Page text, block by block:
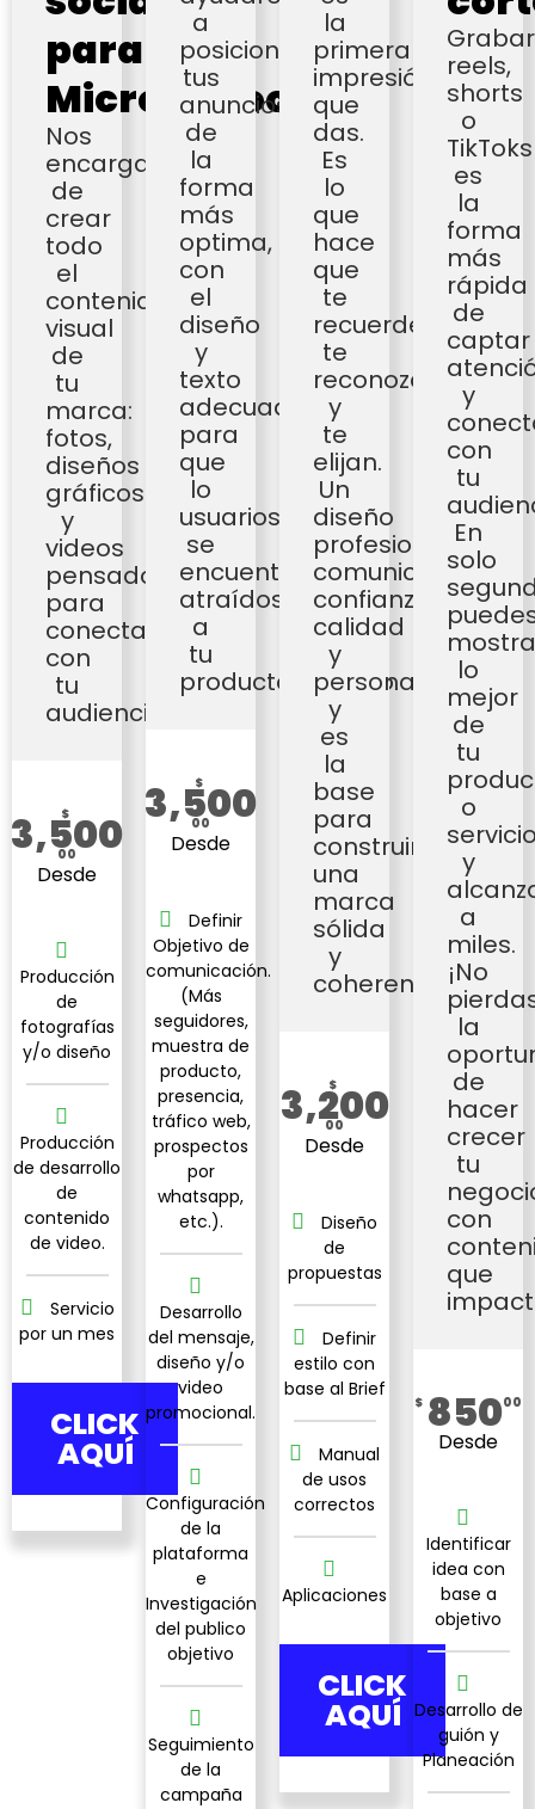
para
Micronegocios
Nos
encargamos
de
crear
todo
el
contenido
visual
de
tu
marca:
fotos,
diseños
gráficos
y
videos
pensados
para
conectar
con
tu
audiencia.
$
3,500
00
Desde
Producción
de
fotografías
y/o diseño
Producción
de desarrollo
de
contenido
de video.
Servicio
por un mes
CLICK
AQUÍ
a
posicionar
tus
anuncios
de
la
forma
más
optima,
con
el
diseño
y
texto
adecuado
para
que
lo
usuarios
se
encuentren
atraídos
a
tu
producto/servicio.
$
3,500
00
Desde
Definir
Objetivo de
comunicación.
(Más
seguidores,
muestra de
producto,
presencia,
tráfico web,
prospectos
por
whatsapp,
etc.).
Desarrollo
del mensaje,
diseño y/o
video
promocional.
Configuración
de la
plataforma
e
Investigación
del publico
objetivo
Seguimiento
de la
campaña
la
primera
impresión
que
das.
Es
lo
que
hace
que
te
recuerden,
te
reconozcan
y
te
elijan.
Un
diseño
profesional
comunica
confianza,
calidad
y
personalidad,
y
es
la
base
para
construir
una
marca
sólida
y
coherente.
$
3,200
00
Desde
Diseño
de
propuestas
Definir
estilo con
base al Brief
Manual
de usos
correctos
Aplicaciones
CLICK
AQUÍ
Grabar
reels,
shorts
o
TikToks
es
la
forma
más
rápida
de
captar
y
con
tu
En
solo
lo
mejor
de
tu
o
y
a
miles.
¡No
la
de
hacer
crecer
tu
con
que
$ 85000
Desde
Identificar
idea con
base a
objetivo
Desarrollo de
guión y
Planeación